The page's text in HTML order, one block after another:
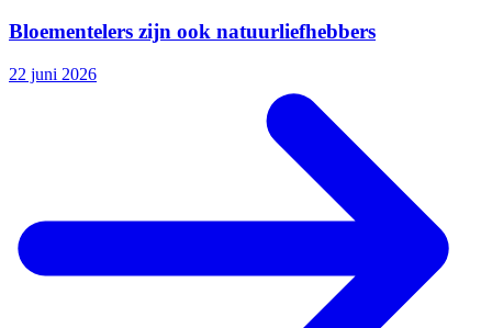
Bloementelers zijn ook natuurliefhebbers
22 juni 2026